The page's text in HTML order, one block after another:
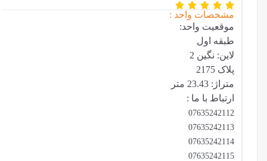
مشخصات واحد :
موقعیت واحد:
طبقه اول
لاین: نگین 2
پلاک 2175
متراژ: 23.43 متر
ارتباط با ما :
07635242112
07635242113
07635242114
07635242115